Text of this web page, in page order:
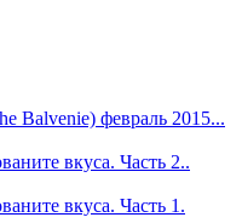
Balvenie) февраль 2015...
вкуса. Часть 2..
вкуса. Часть 1.